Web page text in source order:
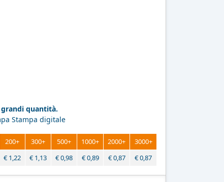
quantità.
Stampa digitale
200+ 300+ 500+ 1000+ 2000+
3000+
€ 1,22 € 1,13 €0,98 €0,89 €0,87 €0,87